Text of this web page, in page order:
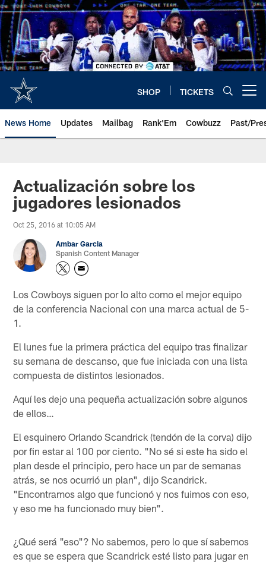
Skip
to
main
content
SHOP TICKETS
News Home Updates Mailbag Rank'Em Cowbuzz Past/
Actualización sobre los
jugadores lesionados
Oct 25, 2016 at 10:05 AM
Ambar Garcia
Spanish Content Manager
Los Cowboys siguen por lo alto como el mejor equipo
de la conferencia Nacional con una marca actual de 5-
1.
El lunes fue la primera práctica del equipo tras finalizar
su semana de descanso, que fue iniciada con una lista
compuesta de distintos lesionados.
Aquí les dejo una pequeña actualización sobre algunos
de ellos…
El esquinero Orlando Scandrick (tendón de la corva) dijo
por fin estar al 100 por ciento. "No sé si este ha sido el
plan desde el principio, pero hace un par de semanas
atrás, se nos ocurrió un plan", dijo Scandrick.
"Encontramos algo que funcionó y nos fuimos con eso,
y eso me ha funcionado muy bien".
¿Qué será "eso"? No sabemos, pero lo que sí sabemos
es que se espera que Scandrick esté listo para jugar en